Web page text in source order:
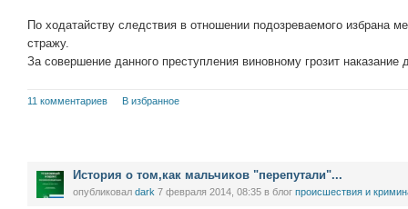
По ходатайству следствия в отношении подозреваемого избрана
стражу.
За совершение данного преступления виновному грозит
11 комментариев В избранное
История о том,как мальчиков "перепутали"...
опубликовал dark 7 февраля 2014, 08:35 в блог проиcшествия и